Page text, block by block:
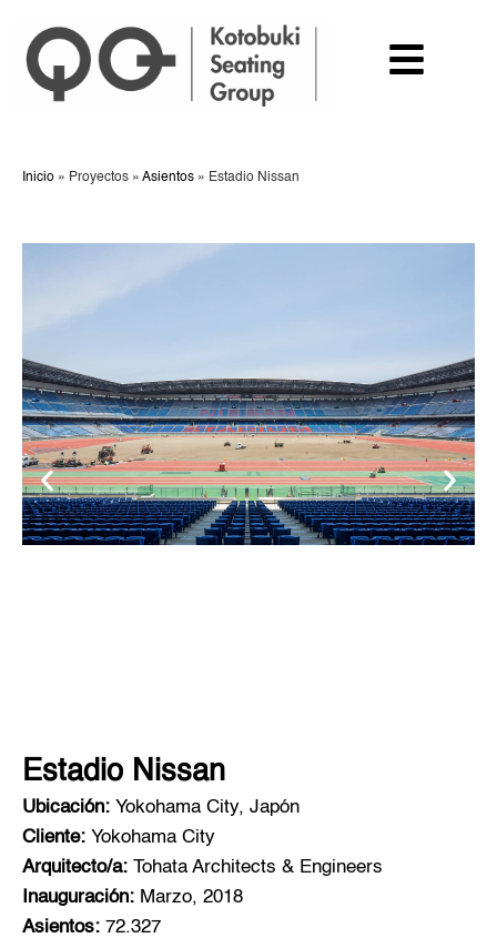
Inicio » Proyectos » Asientos » Estadio Nissan
Estadio Nissan
Ubicación: Yokohama City, Japón
Cliente: Yokohama City
Arquitecto/a: Tohata Architects & Engineers
Inauguración: Marzo, 2018
Asientos: 72.327